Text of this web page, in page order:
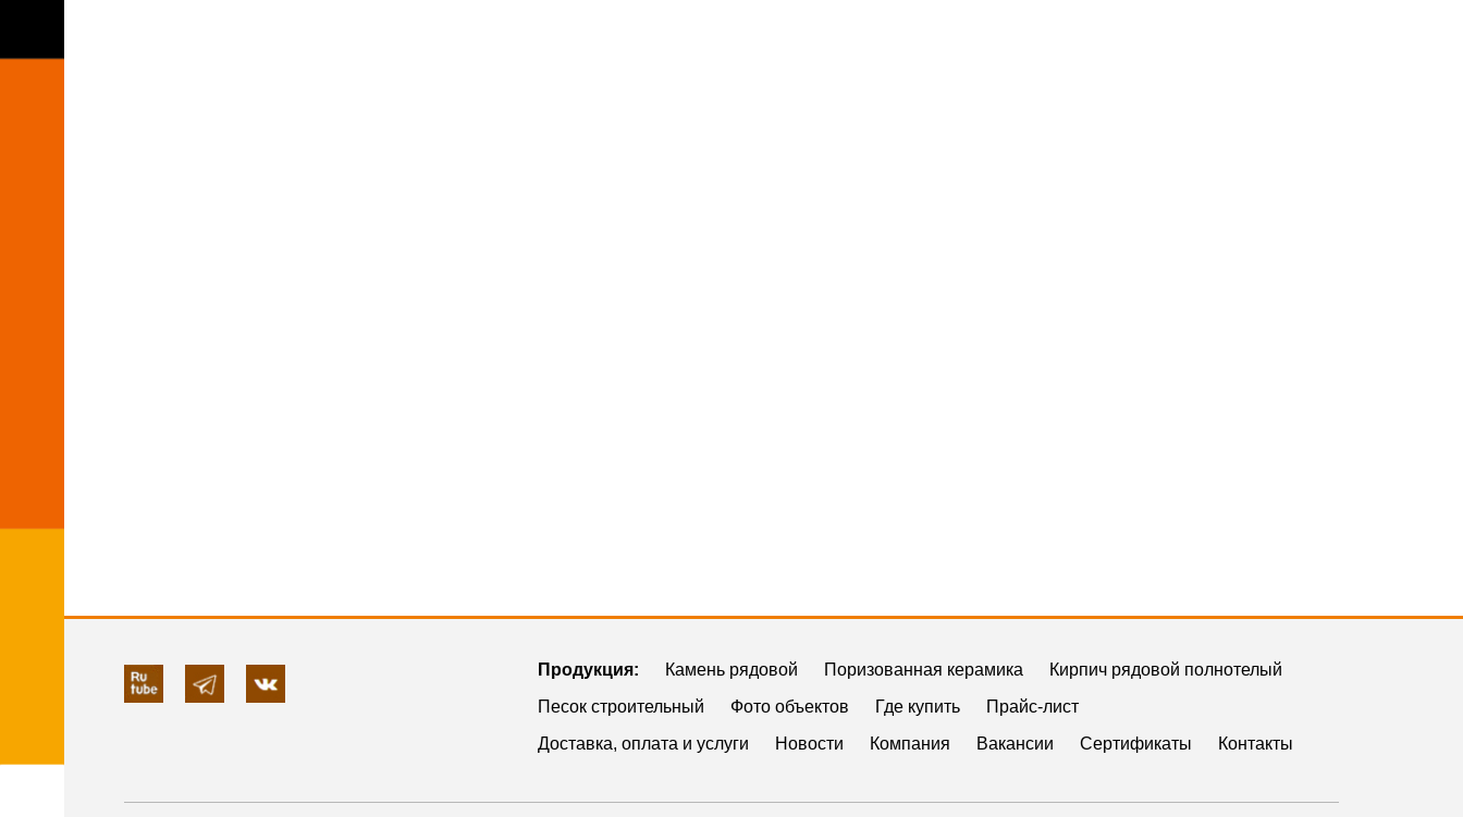
Продукция: Камень рядовой Поризованная керамика
Кирпич рядовой полнотелый
Песок строительный
Фото объектов Где купить
Прайс-лист
Доставка, оплата и услуги
Новости Компания Вакансии Сертификаты Контакты